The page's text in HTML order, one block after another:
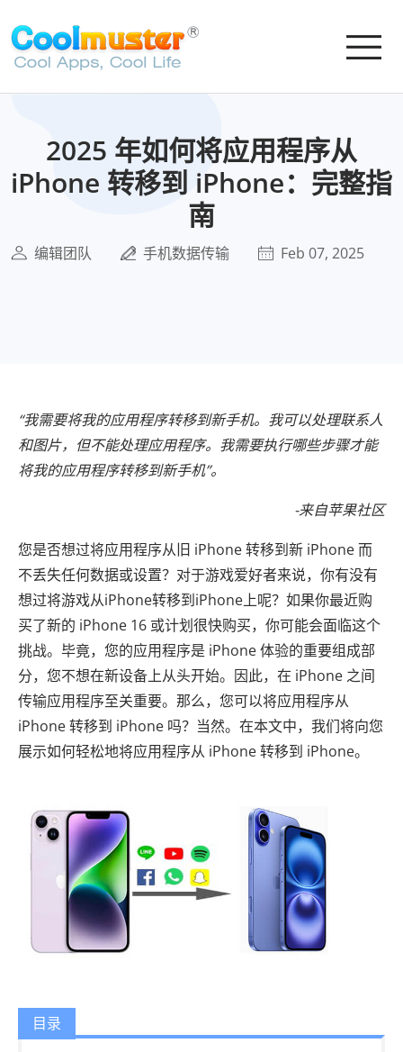
2025 年如何将应用程序从
iPhone 转移到 iPhone：完整指
南
编辑团队 手机数据传输 Feb 07, 2025
“我需要将我的应用程序转移到新手机。我可以处理联系人
和图片，但不能处理应用程序。我需要执行哪些步骤才能
将我的应用程序转移到新手机”。
-来自苹果社区
您是否想过将应用程序从旧 iPhone 转移到新 iPhone 而
不丢失任何数据或设置？对于游戏爱好者来说，你有没有
想过将游戏从iPhone转移到iPhone上呢？如果你最近购
买了新的 iPhone 16 或计划很快购买，你可能会面临这个
挑战。毕竟，您的应用程序是 iPhone 体验的重要组成部
分，您不想在新设备上从头开始。因此，在 iPhone 之间
传输应用程序至关重要。那么，您可以将应用程序从
iPhone 转移到 iPhone 吗？当然。在本文中，我们将向您
展示如何轻松地将应用程序从 iPhone 转移到 iPhone。
目录